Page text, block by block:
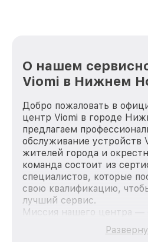
О нашем
Viomi в Нижнем
Добро пожаловать в
центр Viomi в городе
предлагаем
обслуживание устройств
жителей города и
команда состоит из
специалистов, которые
свою квалификацию,
лучший сервис.
Миссия нашего центра —
качественный и
каждого пользователя